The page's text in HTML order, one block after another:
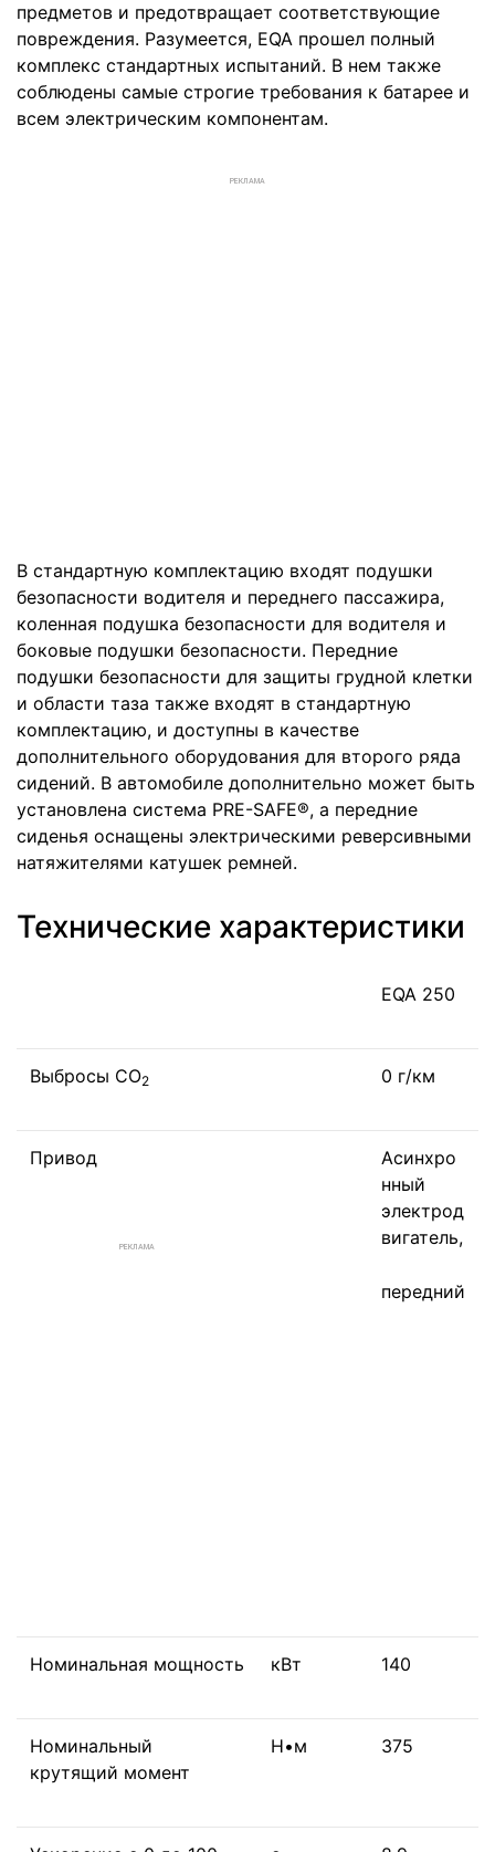
предметов и предотвращает соответствующие
повреждения. Разумеется, EQA прошел полный
комплекс стандартных испытаний. В нем также
соблюдены самые строгие требования к батарее и
всем электрическим компонентам.
РЕКЛАМА
В стандартную комплектацию входят подушки
безопасности водителя и переднего пассажира,
коленная подушка безопасности для водителя и
боковые подушки безопасности. Передние
подушки безопасности для защиты грудной клетки
и области таза также входят в стандартную
комплектацию, и доступны в качестве
дополнительного оборудования для второго ряда
сидений. В автомобиле дополнительно может быть
установлена система PRE-SAFE®, а передние
сиденья оснащены электрическими реверсивными
натяжителями катушек ремней.
Технические характеристики
EQA 250
Выбросы CO2 0 г/км
Привод
РЕКЛАМА
Асинхро
нный
электрод
вигатель,
передний
Номинальная мощность кВт 140
Номинальный
крутящий момент
Н•м 375